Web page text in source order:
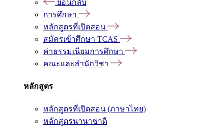
ย้อนกลับ
การศึกษา
หลักสูตรที่เปิดสอน
สมัครเข้าศึกษา TCAS
ค่าธรรมเนียมการศึกษา
คณะและสำนักวิชา
หลักสูตร
หลักสูตรที่เปิดสอน (ภาษาไทย)
หลักสูตรนานาชาติ